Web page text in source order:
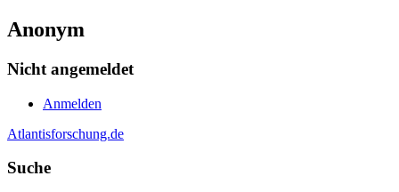
Anonym
Nicht angemeldet
Anmelden
Atlantisforschung.de
Suche